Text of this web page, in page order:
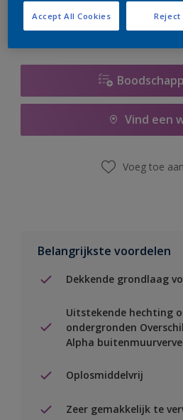
Vind een
Voeg toe
Belangrijkste voordelen
Dekkende grondlaag
Uitstekende hechting
ondergronden
Alpha
Oplosmiddelvrij
Zeer gemakkelijk te
Reject
Accept All Cookies